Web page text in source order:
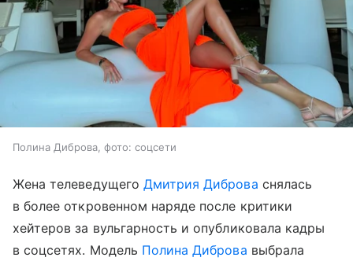
Полина Диброва, фото: соцсети
Жена телеведущего Дмитрия Диброва снялась
в более откровенном наряде после критики
хейтеров за вульгарность и опубликовала кадры
в соцсетях. Модель Полина Диброва выбрала